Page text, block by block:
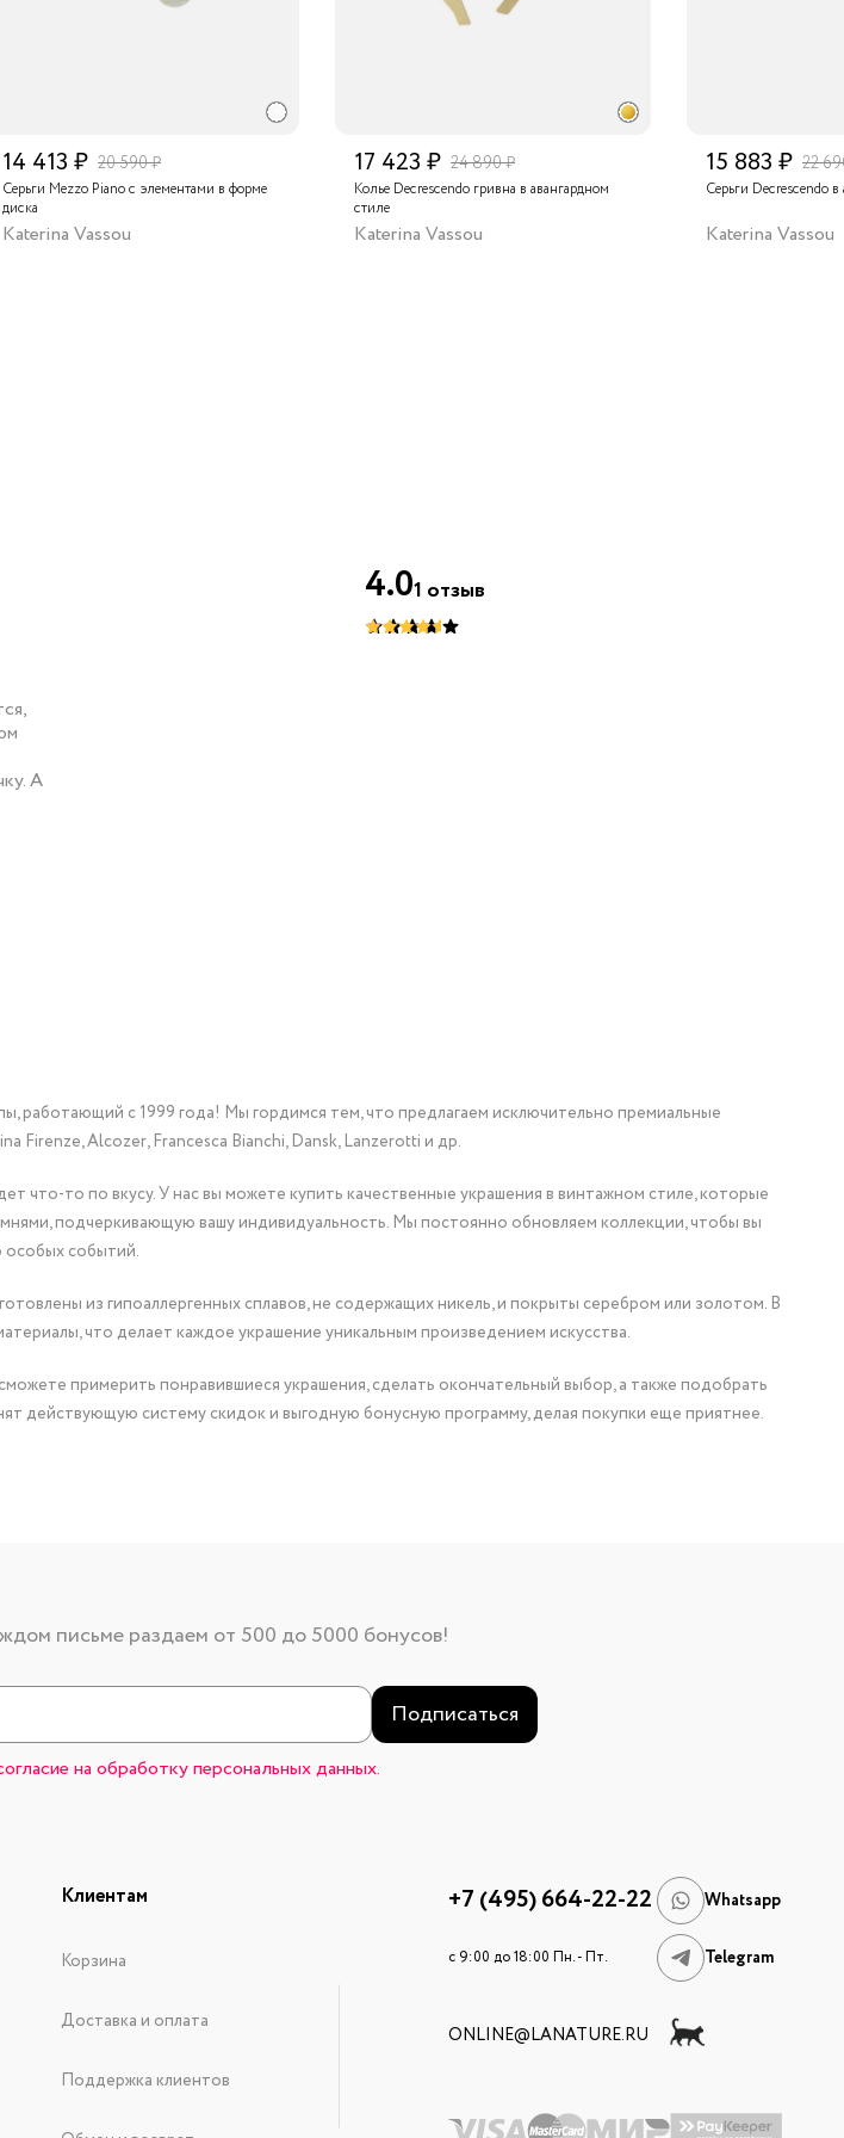
то для акцента в своём стиле или как эксклюзивный подарок
в ваш гардероб!
14 413 ₽ 20 590 ₽
Серьги Mezzo Piano с элементами в форме
диска
Katerina Vassou
17 423 ₽ 24 890 ₽
Колье Decrescendo гривна в авангардном
стиле
Katerina Vassou
15 883 ₽ 22
Серьги Decrescendo
Katerina Vassou
А
4.01 отзыв
работающий с 1999 года! Мы гордимся тем, что предлагаем исключительно премиальные
Firenze, Alcozer, Francesca Bianchi, Dansk, Lanzerotti и др.
что-то по вкусу. У нас вы можете купить качественные украшения в винтажном стиле, которые
подчеркивающую вашу индивидуальность. Мы постоянно обновляем коллекции, чтобы вы
особых событий.
из гипоаллергенных сплавов, не содержащих никель, и покрыты серебром или золотом. В
что делает каждое украшение уникальным произведением искусства.
примерить понравившиеся украшения, сделать окончательный выбор, а также подобрать
действующую систему скидок и выгодную бонусную программу, делая покупки еще приятнее.
письме раздаем от 500 до 5000 бонусов!
Подписаться
на обработку персональных данных.
Клиентам
Корзина
Доставка и оплата
Поддержка клиентов
+7 (495) 664-22-22 Whatsapp
c 9:00 до 18:00 Пн. - Пт. Telegram
ONLINE@LANATURE.RU